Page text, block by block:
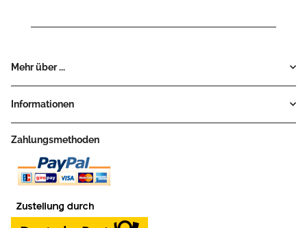
Mehr über ...
Informationen
Zahlungsmethoden